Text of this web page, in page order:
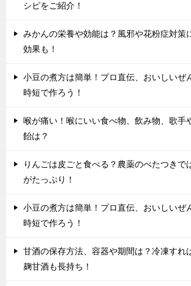
シピをご紹介！
みかんの栄養や効能は？風邪や花粉症対策
効果も！
小豆の煮方は簡単！プロ直伝、おいしいぜ
時短で作ろう！
喉が痛い！喉にいい食べ物、飲み物、歌手
飴は？
りんごは皮ごと食べる？農薬のべたつきで
がたっぷり！
小豆の煮方は簡単！プロ直伝、おいしいぜ
時短で作ろう！
甘酒の保存方法、容器や期間は？冷凍すれ
麹甘酒も長持ち！